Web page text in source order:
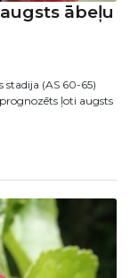
ābeļu
stadija (AS 60-65)
ļoti augsts